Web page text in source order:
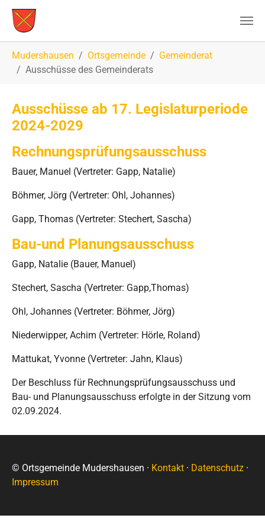
Zum Hauptinhalt springen
Mudershausen Ortsgemeinde
Gemeinderat
Ausschüsse des Gemeinderats
Ausschüsse ab 17. Legislaturperiode
2024-2029
Rechnungsprüfungsausschuss
Bauer, Manuel (Vertreter: Gapp, Natalie)
Böhmer, Jörg (Vertreter: Ohl, Johannes)
Gapp, Thomas (Vertreter: Stechert, Sascha)
Bau-und Planungsausschuss
Gapp, Natalie (Bauer, Manuel)
Stechert, Sascha (Vertreter: Gapp,Thomas)
Ohl, Johannes (Vertreter: Böhmer, Jörg)
Niederwipper, Achim (Vertreter: Hörle, Roland)
Mattukat, Yvonne (Vertreter: Jahn, Klaus)
Der Beschluss für Rechnungsprüfungsausschuss und
Bau- und Planungsausschuss erfolgte in der Sitzung vom
02.09.2024.
© Ortsgemeinde Mudershausen · Kontakt · Datenschutz ·
Impressum